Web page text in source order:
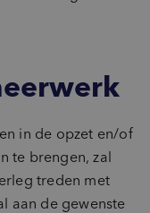
in de opzet en/of
te brengen, zal
treden met
aan de gewenste